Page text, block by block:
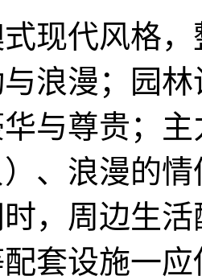
现代风格
浪漫；园
与尊贵；
、浪漫的
，周边生
套设施一应